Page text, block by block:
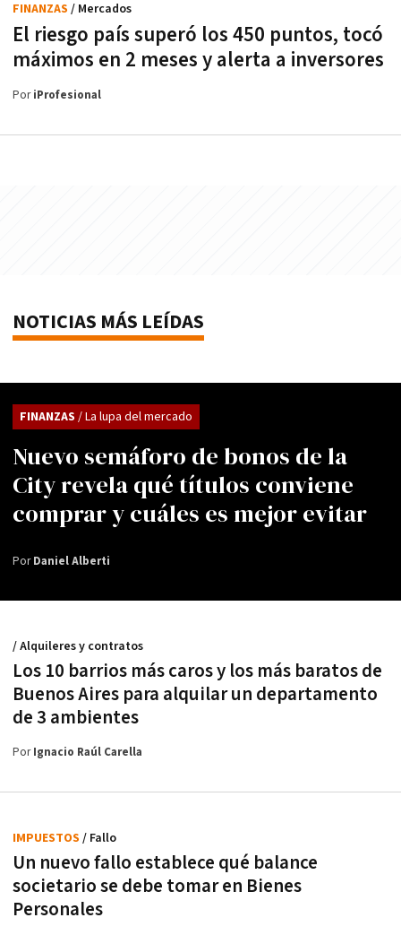
El riesgo país superó los 450 puntos, tocó
máximos en 2 meses y alerta a inversores
FINANZAS / Mercados
PoriProfesional
NOTICIAS MÁS LEÍDAS
Nuevo semáforo de bonos de la
City revela qué títulos conviene
comprar y cuáles es mejor evitar
FINANZAS / La lupa del mercado
PorDaniel Alberti
Los 10 barrios más caros y los más baratos de
Buenos Aires para alquilar un departamento
de 3 ambientes
/ Alquileres y contratos
PorIgnacio Raúl Carella
Un nuevo fallo establece qué balance
societario se debe tomar en Bienes
Personales
IMPUESTOS / Fallo